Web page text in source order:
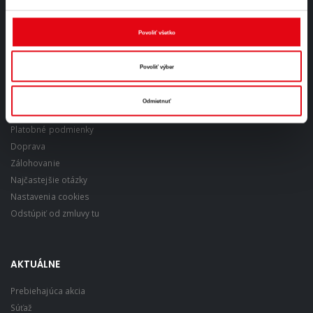
Povoliť všetko
Povoliť výber
Odmietnuť
VŠETKO O NÁKUPE
Obchodné podmienky
Reklamačný poriadok
Platobné podmienky
Doprava
Zálohovanie
Najčastejšie otázky
Nastavenia cookies
Odstúpiť od zmluvy tu
AKTUÁLNE
Prebiehajúca akcia
Súťaž